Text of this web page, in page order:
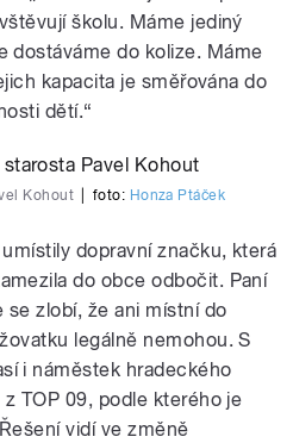
školu. Máme jediný
dostáváme do kolize. Máme
kapacita je směřována do
dětí.“
Kohout foto: Honza Ptáček
dopravní značku, která
do obce odbočit. Paní
se zlobí, že ani místní do
legálně nemohou. S
i náměstek hradeckého
TOP 09, podle kterého je
vidí ve změně